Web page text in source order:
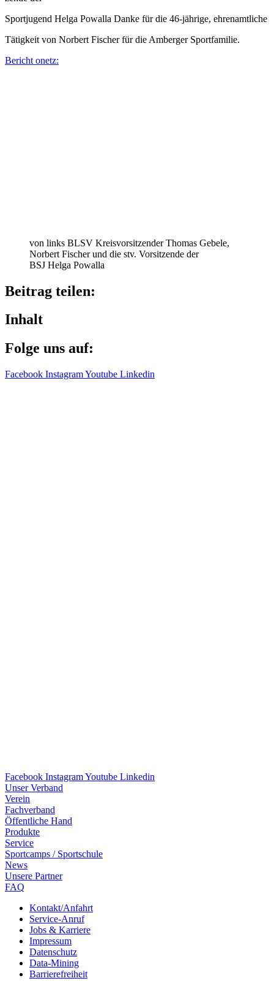
Sport­ju­gend Helga Powalla Danke für die 46-jährige, ehrenamtliche
Tätig­keit von Norbert Fischer für die Amber­ger Sportfamilie.
Bericht onetz:
von links BLSV Kreis­vor­sit­zen­der Thomas Gebele,
Norbert Fischer und die stv. Vorsit­zende der
BSJ Helga Powalla
Beitrag teilen:
Inhalt
Folge uns auf:
Facebook InstagramYoutube Linkedin
Facebook InstagramYoutube Linkedin
Unser Verband
Verein
Fach­ver­band
Öffent­li­che Hand
Produkte
Service
Sport­camps / Sportschule
News
Unsere Part­ner
FAQ
Kontakt/​​Anfahrt
Service-Anruf
Jobs & Karriere
Impres­sum
Daten­schutz
Data-Mining
Barrie­re­frei­heit